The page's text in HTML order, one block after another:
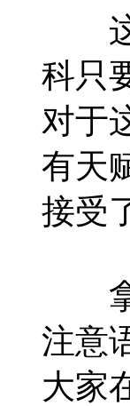
这
科只
对于
有天
接受
拿
注意
大家